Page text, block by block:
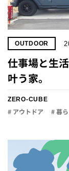
OUTDOOR
仕事場と生
叶う家。
ZERO-CUBE
# アウトドア # 暮